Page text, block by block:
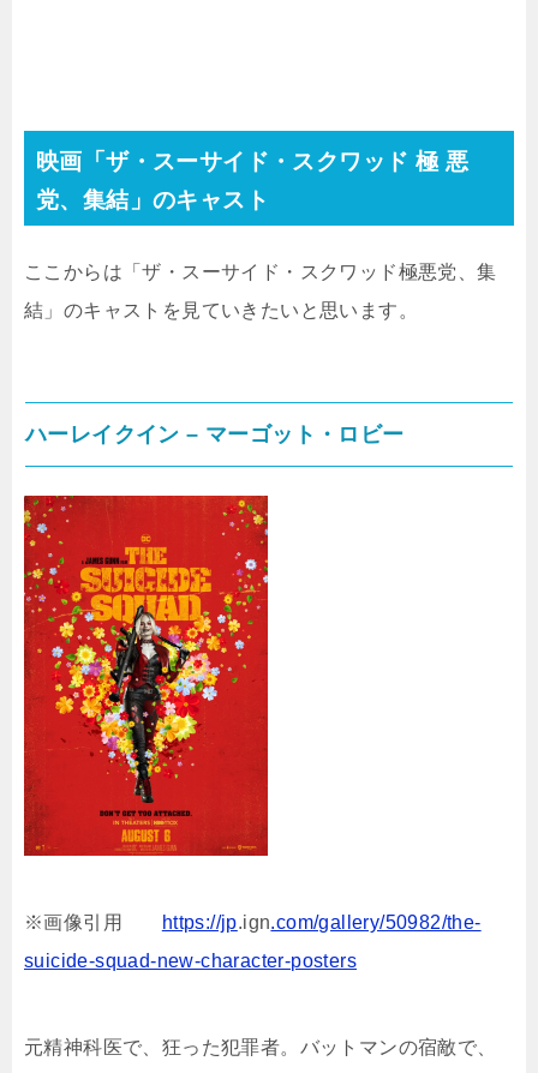
映画「ザ・スーサイド・スクワッド 極 悪
党、集結」のキャスト
ここからは「ザ・スーサイド・スクワッド極悪党、集
結」のキャストを見ていきたいと思います。
ハーレイクイン – マーゴット・ロビー
※画像引用 https://jp.ign.com/gallery/50982/the-
suicide-squad-new-character-posters
元精神科医で、狂った犯罪者。バットマンの宿敵で、